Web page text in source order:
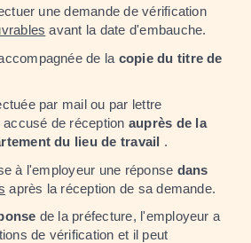
une demande de vérification
avant la date d'embauche.
de la copie du titre de
par mail ou par lettre
de réception auprès de la
du lieu de travail .
à l'employeur une réponse dans
après la réception de sa demande.
de la préfecture, l'employeur a
de vérification et il peut